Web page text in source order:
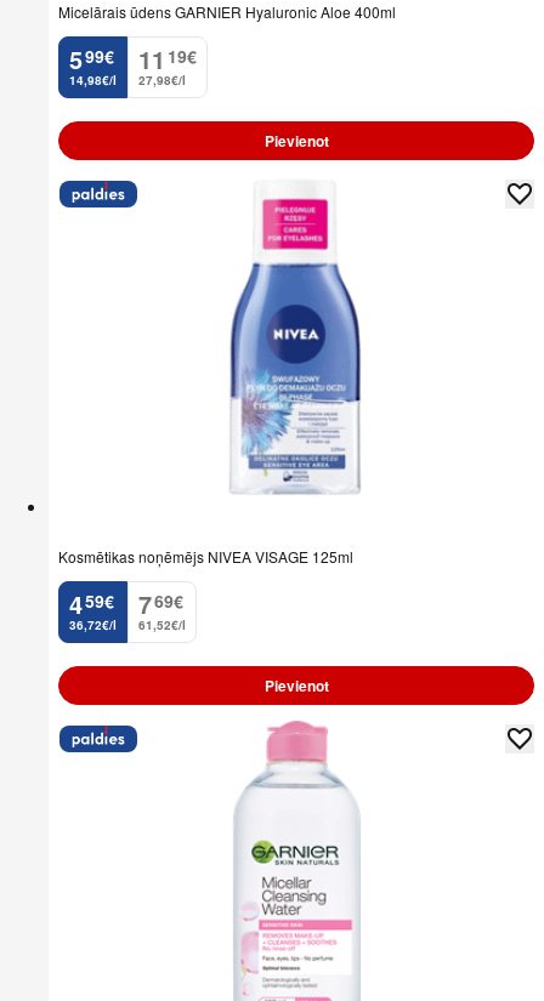
Micelārais ūdens GARNIER Hyaluronic Aloe 400ml
5
. 99€
14,98€/l
11
. 19€
27,98€/l
Pievienot
Kosmētikas noņēmējs NIVEA VISAGE 125ml
4
. 59€
36,72€/l
7
. 69€
61,52€/l
Pievienot